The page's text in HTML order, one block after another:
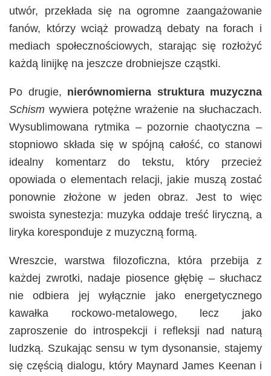
utwór, przekłada się na ogromne zaangażowanie
fanów, którzy wciąż prowadzą debaty na forach i
mediach społecznościowych, starając się rozłożyć
każdą linijkę na jeszcze drobniejsze cząstki.
Po drugie, nierównomierna struktura muzyczna
Schism wywiera potężne wrażenie na słuchaczach.
Wysublimowana rytmika – pozornie chaotyczna –
stopniowo składa się w spójną całość, co stanowi
idealny komentarz do tekstu, który przecież
opowiada o elementach relacji, jakie muszą zostać
ponownie złożone w jeden obraz. Jest to więc
swoista synestezja: muzyka oddaje treść liryczną, a
liryka koresponduje z muzyczną formą.
Wreszcie, warstwa filozoficzna, która przebija z
każdej zwrotki, nadaje piosence głębię – słuchacz
nie odbiera jej wyłącznie jako energetycznego
kawałka rockowo-metalowego, lecz jako
zaproszenie do introspekcji i refleksji nad naturą
ludzką. Szukając sensu w tym dysonansie, stajemy
się częścią dialogu, który Maynard James Keenan i